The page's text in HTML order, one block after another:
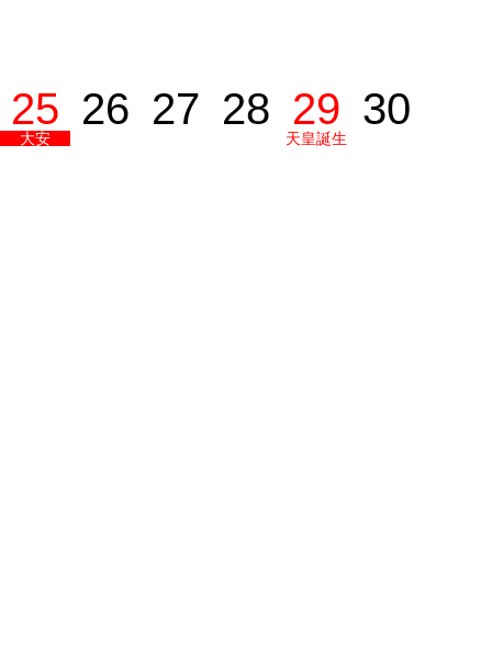
25
大安
26 27 28 29
天皇誕生
30